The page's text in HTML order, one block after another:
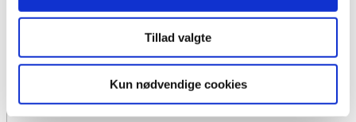
Tillad valgte
Kun nødvendige cookies